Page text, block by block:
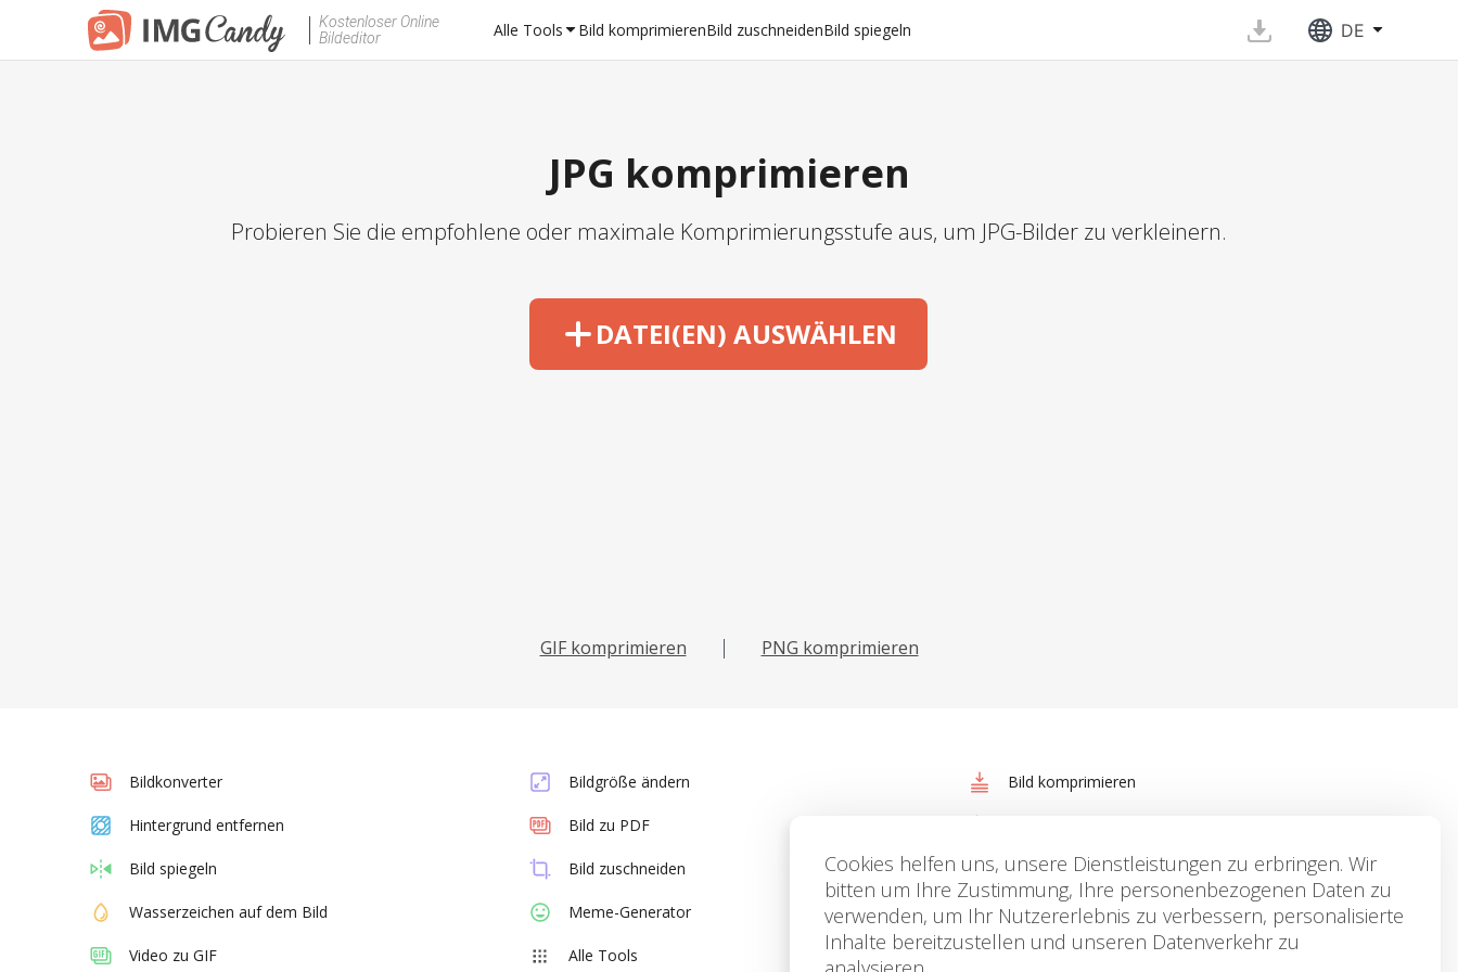
Cookies helfen uns, unsere Dienstleistungen zu erbringen. Wir
bitten um Ihre Zustimmung, Ihre personenbezogenen Daten zu
verwenden, um Ihr Nutzererlebnis zu verbessern, personalisierte
Inhalte bereitzustellen und unseren Datenverkehr zu
Kostenloser Online
Bildeditor
Alle Tools Bild komprimierenBild zuschneidenBild spiegeln DE
JPG komprimieren
Probieren Sie die empfohlene oder maximale Komprimierungsstufe aus, um JPG-Bilder zu verkleinern.
DATEI(EN) AUSWÄHLEN
GIF komprimieren PNG komprimieren
Bildkonverter Bildgröße ändern Bild komprimieren
Hintergrund entfernen Bild zu PDF
Bild spiegeln Bild zuschneiden Text zu Bild hinzufügen
Wasserzeichen auf dem Bild Meme-Generator HEIC zu JPG
Video zu GIF Alle Tools